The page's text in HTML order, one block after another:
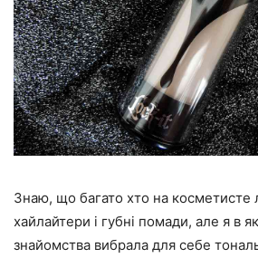
Знаю, що багато хто на косметисте
хайлайтери і губні помади, але я в
знайомства вибрала для себе